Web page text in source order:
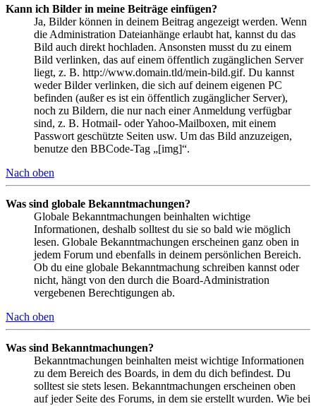
Kann ich Bilder in meine Beiträge einfügen?
Ja, Bilder können in deinem Beitrag angezeigt werden. Wenn
die Administration Dateianhänge erlaubt hat, kannst du das
Bild auch direkt hochladen. Ansonsten musst du zu einem
Bild verlinken, das auf einem öffentlich zugänglichen Server
liegt, z. B. http://www.domain.tld/mein-bild.gif. Du kannst
weder Bilder verlinken, die sich auf deinem eigenen PC
befinden (außer es ist ein öffentlich zugänglicher Server),
noch zu Bildern, die nur nach einer Anmeldung verfügbar
sind, z. B. Hotmail- oder Yahoo-Mailboxen, mit einem
Passwort geschützte Seiten usw. Um das Bild anzuzeigen,
benutze den BBCode-Tag „[img]“.
Nach oben
Was sind globale Bekanntmachungen?
Globale Bekanntmachungen beinhalten wichtige
Informationen, deshalb solltest du sie so bald wie möglich
lesen. Globale Bekanntmachungen erscheinen ganz oben in
jedem Forum und ebenfalls in deinem persönlichen Bereich.
Ob du eine globale Bekanntmachung schreiben kannst oder
nicht, hängt von den durch die Board-Administration
vergebenen Berechtigungen ab.
Nach oben
Was sind Bekanntmachungen?
Bekanntmachungen beinhalten meist wichtige Informationen
zu dem Bereich des Boards, in dem du dich befindest. Du
solltest sie stets lesen. Bekanntmachungen erscheinen oben
auf jeder Seite des Forums, in dem sie erstellt wurden. Wie bei